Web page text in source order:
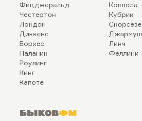
Фицджеральд
Честертон
Лондон
Диккенс
Борхес
Паланик
Роулинг
Кинг
Капоте
Коппола
Кубрик
Скорсезе
Джармуш
Линч
Феллини
БыковФМ